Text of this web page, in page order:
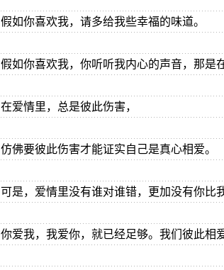
假如你喜欢我，请多给我些幸福的味道。
假如你喜欢我，你听听我内心的声音，那是
在爱情里，总是彼此伤害，
仿佛要彼此伤害才能证实自己是真心相爱。
可是，爱情里没有谁对谁错，更加没有你比
你爱我，我爱你，就已经足够。我们彼此相爱